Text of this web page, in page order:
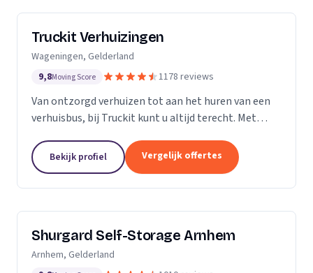
Truckit Verhuizingen
Wageningen, Gelderland
9,8Moving Score 1178 reviews
Van ontzorgd verhuizen tot aan het huren van een
verhuisbus, bij Truckit kunt u altijd terecht. Met
klanten geholpen door heel Nederland.
Bekijk profiel Vergelijk offertes
Shurgard Self-Storage Arnhem
Arnhem, Gelderland